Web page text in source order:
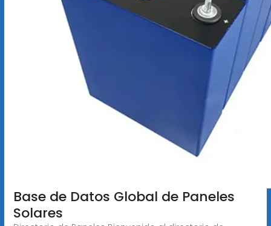
Base de Datos Global de Paneles
Solares